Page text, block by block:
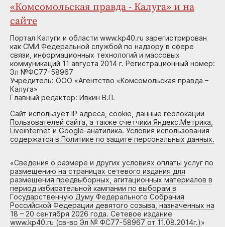
«Комсомольская правда - Калуга» и на
сайте
Портал Калуги и области www.kp40.ru зарегистрирован
как СМИ Федеральной службой по надзору в сфере
связи, информационных технологий и массовых
коммуникаций 11 августа 2014 г. Регистрационный номер:
Эл №ФС77-58967
Учредитель: ООО «Агентство «Комсомольская правда –
Калуга»
Главный редактор: Ивкин В.П.
Сайт использует IP адреса, cookie, данные геолокации
Пользователей сайта, а также счетчики Яндекс.Метрика,
Liveinternet и Google-анатилика. Условия использования
содержатся в Политике по защите персональных данных.
«Сведения о размере и других условиях оплаты услуг по
размещению на страницах сетевого издания для
размещения предвыборных, агитационных материалов в
период избирательной кампании по выборам в
Государственную Думу Федерального Собрания
Российской Федерации девятого созыва, назначенных на
18 – 20 сентября 2026 года. Сетевое издание
www.kp40.ru (св-во Эл № ФС77-58967 от 11.08.2014г.)»